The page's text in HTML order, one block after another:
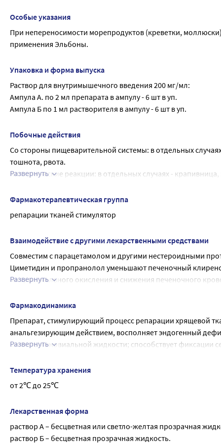
Диэтаноламин - 24,0 мг
Вода для инъекций - до 1,0 мл
эпилептиформными судорогами в анамнезе, тяжелыми
С осторожностью
С осторожностью следует применять препарат пациентам
Особые указания
При непереносимости морепродуктов (креветки,
применения Эльбоны.
Упаковка и форма выпуска
Раствор для внутримышечного введения 200 мг/мл:
Ампула А. по 2 мл препарата в ампулу - 6 шт в уп.
Ампула Б по 1 мл растворителя в ампулу - 6 шт в уп.
Побочные действия
Со стороны пищеварительной системы: в отдельных
тошнота, рвота.
Аллергические реакции: в отдельных случаях -
слизистой оболочки рта, тремор, эйфория, дезориентация.
Со стороны сердечно-сосудистой системы: из-за
Развернуть
Фармакотерапевтическая группа
репарации тканей стимулятор
Взаимодействие с другими лекарственными средствами
Совместим с парацетамолом и другими нестероидными
Циметидин и пропранолол уменьшают печеночный
микросомального окисления и снижения печеночного
эффекта. Совместное назначение с β-адреноблокаторами
Сердечные гликозиды ослабляют кардиотонический
релаксацию.
Прокаинамид повышает риск развития возбуждения
При одновременном назначении снотворных и седативных
При внутривенном введении гексобарбитала или
Потенцирует эффекты ингибиторов моноаминоксидазы
в таком случае необходимо следить за функцией дыхания
препаратов, доксорубицина, тенипозида, этопозида.
Развернуть
Фармакодинамика
Препарат, стимулирующий процесс репарации хрящевой
анальгезирующим действием, восполняет эндогенный
кислоты синовиальной жидкости; способствует фиксации
Глюкозамин способствует предотвращению процессов
подвижность суставов, уменьшает потребность в НПВП.
Развернуть
Температура хранения
от 2℃ до 25℃
Лекарственная форма
раствор А – бесцветная или светло-желтая прозрачная
раствор Б – бесцветная прозрачная жидкость.